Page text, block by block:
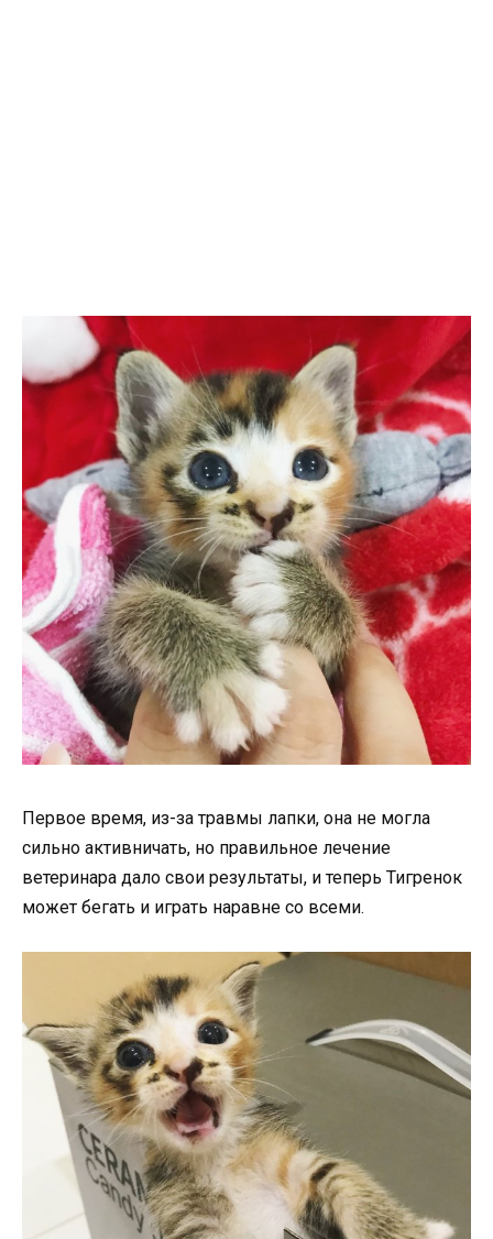
Первое время, из-за травмы лапки, она не могла
сильно активничать, но правильное лечение
ветеринара дало свои результаты, и теперь Тигренок
может бегать и играть наравне со всеми.